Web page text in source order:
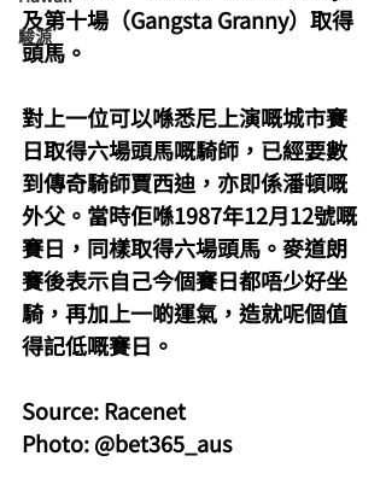
駿源
及第十場（Gangsta Granny）取得
頭馬。
對上一位可以喺悉尼上演嘅城市賽
日取得六場頭馬嘅騎師，已經要數
到傳奇騎師賈西迪，亦即係潘頓嘅
外父。當時佢喺1987年12月12號嘅
賽日，同樣取得六場頭馬。麥道朗
賽後表示自己今個賽日都唔少好坐
騎，再加上一啲運氣，造就呢個值
得記低嘅賽日。
Source: Racenet
Photo: @bet365_aus